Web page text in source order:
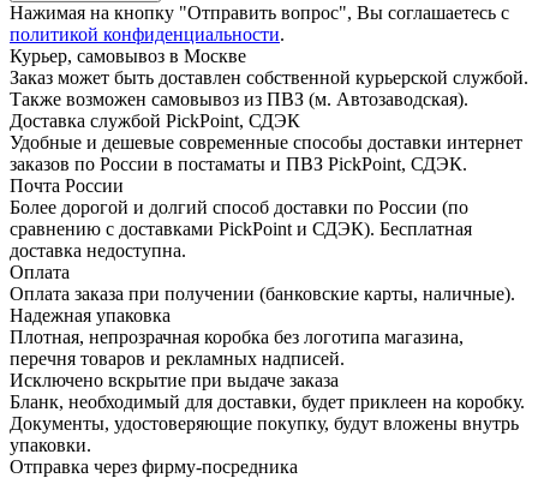
Нажимая на кнопку "Отправить вопрос", Вы соглашаетесь с
политикой конфиденциальности.
Курьер, самовывоз в Москве
Заказ может быть доставлен собственной курьерской службой.
Также возможен самовывоз из ПВЗ (м. Автозаводская).
Доставка службой PickPoint, СДЭК
Удобные и дешевые современные способы доставки интернет
заказов по России в постаматы и ПВЗ PickPoint, СДЭК.
Почта России
Более дорогой и долгий способ доставки по России (по
сравнению с доставками PickPoint и СДЭК). Бесплатная
доставка недоступна.
Оплата
Оплата заказа при получении (банковские карты, наличные).
Надежная упаковка
Плотная, непрозрачная коробка без логотипа магазина,
перечня товаров и рекламных надписей.
Исключено вскрытие при выдаче заказа
Бланк, необходимый для доставки, будет приклеен на коробку.
Документы, удостоверяющие покупку, будут вложены внутрь
упаковки.
Отправка через фирму-посредника